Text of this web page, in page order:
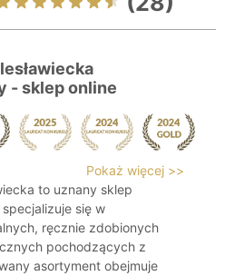
- sklep online
Pokaż więcej >>
to uznany sklep
się w
ręcznie zdobionych
pochodzących z
asortyment obejmuje